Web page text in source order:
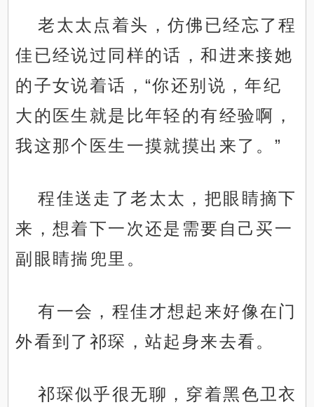
老太太点着头，仿佛已经忘了程
佳已经说过同样的话，和进来接她
的子女说着话，“你还别说，年纪
大的医生就是比年轻的有经验啊，
我这那个医生一摸就摸出来了。”
程佳送走了老太太，把眼睛摘下
来，想着下一次还是需要自己买一
副眼睛揣兜里。
有一会，程佳才想起来好像在门
外看到了祁琛，站起身来去看。
祁琛似乎很无聊，穿着黑色卫衣